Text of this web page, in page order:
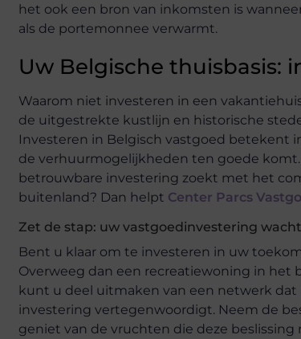
het ook een bron van inkomsten is
als de portemonnee verwarmt.
Uw Belgische thuisbasis:
Waarom niet investeren in een
de uitgestrekte kustlijn en historische
Investeren in Belgisch vastgoed betekent
de verhuurmogelijkheden ten goede
betrouwbare investering zoekt met het
buitenland? Dan helpt Center Parcs
Zet de stap: uw vastgoedinvestering wacht
Bent u klaar om te investeren in uw
Overweeg dan een recreatiewoning in het
kunt u deel uitmaken van een netwerk dat
investering vertegenwoordigt. Neem de
geniet van de vruchten die deze